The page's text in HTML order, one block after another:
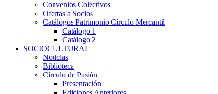
Convenios Colectivos
Ofertas a Socios
Catálogos Patrimonio Círculo Mercantil
Catálogo 1
Catálogo 2
SOCIOCULTURAL
Noticias
Biblioteca
Círculo de Pasión
Presentación
Ediciones Anteriores